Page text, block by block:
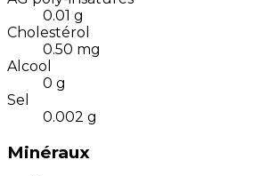
0.01 g
Cholestérol
0.50 mg
Alcool
0 g
Sel
0.002 g
Minéraux